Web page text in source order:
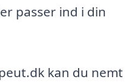
passer ind i din
kan du nemt